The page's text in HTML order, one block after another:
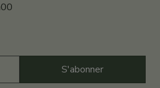
S'abonner